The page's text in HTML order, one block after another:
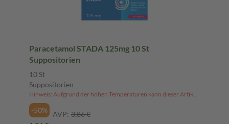
Paracetamol STADA 125mg 10 St
Suppositorien
10 St
Suppositorien
-50% AVP: 3,86 €